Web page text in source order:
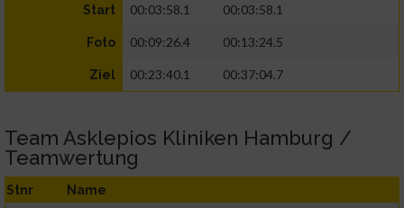
Start 00:03:58.1 00:03:58.1
Foto 00:09:26.4 00:13:24.5
Ziel 00:23:40.1 00:37:04.7
Team Asklepios Kliniken Hamburg /
Teamwertung
Stnr Name